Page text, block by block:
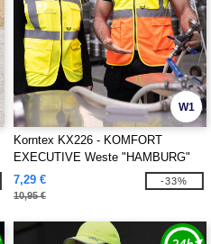
W1
Korntex KX226 - KOMFORT
EXECUTIVE Weste "HAMBURG"
7,29 €
10,95 €
-33%